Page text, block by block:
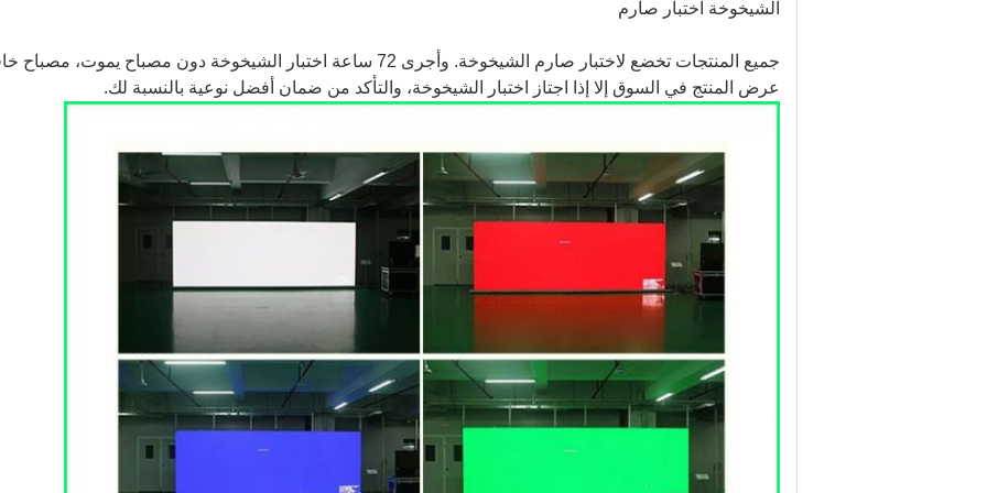
الشيخوخة اختبار صارم
جميع المنتجات تخضع لاختبار صارم الشيخوخة. وأجرى 72 ساعة اختبار الشيخوخة دون مصباح يموت، مصباح خافت، اختلاف الألوان والفسيفساء.
عرض المنتج في السوق إلا إذا اجتاز اختبار الشيخوخة، والتأكد من ضمان أفضل نوعية بالنسبة لك.